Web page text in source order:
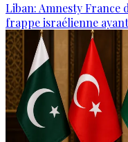
Liban: Amnesty France
frappe israélienne